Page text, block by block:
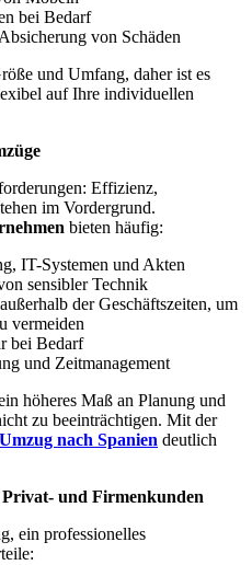
bei Bedarf
von Schäden
und Umfang, daher ist es
auf Ihre individuellen
Effizienz,
im Vordergrund.
bieten häufig:
IT-Systemen und Akten
sensibler Technik
der Geschäftszeiten, um
vermeiden
bei Bedarf
und Zeitmanagement
höheres Maß an Planung und
zu beeinträchtigen. Mit der
Umzug nach Spanien deutlich
und Firmenkunden
ein professionelles